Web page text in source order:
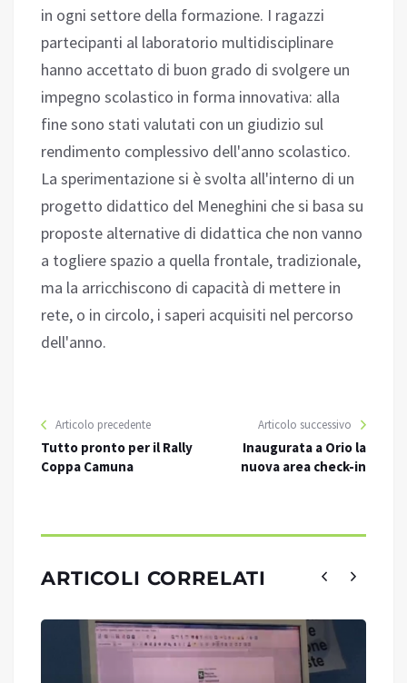
in ogni settore della formazione. I ragazzi
partecipanti al laboratorio multidisciplinare
hanno accettato di buon grado di svolgere un
impegno scolastico in forma innovativa: alla
fine sono stati valutati con un giudizio sul
rendimento complessivo dell'anno scolastico.
La sperimentazione si è svolta all'interno di un
progetto didattico del Meneghini che si basa su
proposte alternative di didattica che non vanno
a togliere spazio a quella frontale, tradizionale,
ma la arricchiscono di capacità di mettere in
rete, o in circolo, i saperi acquisiti nel percorso
dell'anno.
Articolo precedente
Tutto pronto per il Rally
Coppa Camuna
Articolo successivo
Inaugurata a Orio la
nuova area check-in
ARTICOLI CORRELATI